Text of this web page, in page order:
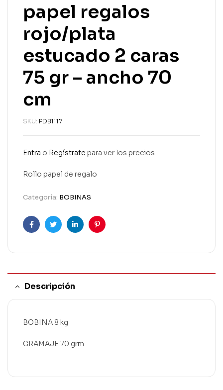
papel regalos
rojo/plata
estucado 2 caras
75 gr – ancho 70
cm
SKU: PDB1117
Entra o Regístrate para ver los precios
Rollo papel de regalo
Categoría: BOBINAS
FacebookTwitterLinkedinPinterest
Descripción
BOBINA 8 kg
GRAMAJE 70 grm